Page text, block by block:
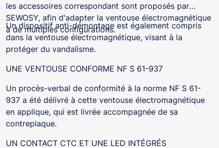
les accessoires correspondant sont proposés par
SEWOSY, afin d'adapter la ventouse électromagnétique
à de multiples configurations.
Un dispositif anti-démontage est également compris
dans la ventouse électromagnétique, visant à la
protéger du vandalisme.
UNE VENTOUSE CONFORME NF S 61-937
Un procès-verbal de conformité à la norme NF S 61-
937 a été délivré à cette ventouse électromagnétique
en applique, qui est livrée accompagnée de sa
contreplaque.
UN CONTACT CTC ET UNE LED INTÉGRÉS